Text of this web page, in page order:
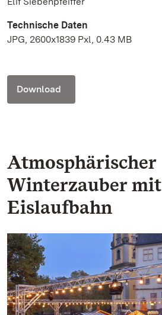
Technische Daten
JPG, 2600x1839 Pxl, 0.43 MB
Download
Atmosphärischer
Winterzauber mit
Eislaufbahn